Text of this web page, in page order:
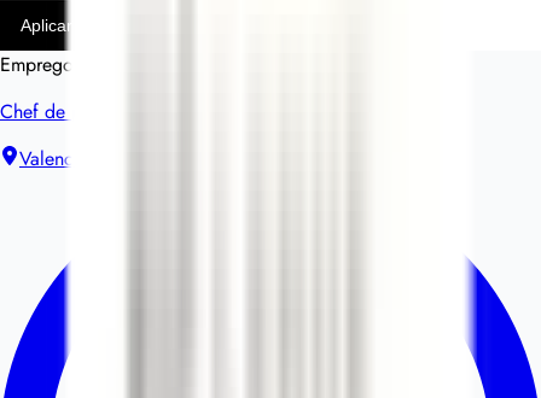
Aplicar
Empregos similares
Chef de partie H/F - Bistrot André
Valence